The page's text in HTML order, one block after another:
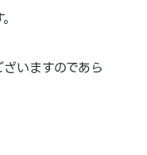
いますのであら